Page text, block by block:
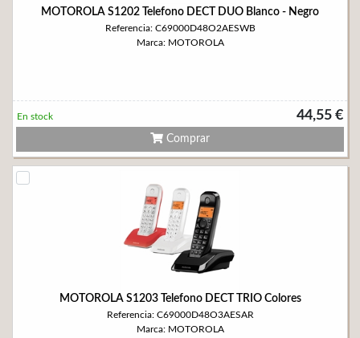
MOTOROLA S1202 Telefono DECT DUO Blanco - Negro
Referencia: C69000D48O2AESWB
Marca: MOTOROLA
44,55 €
En stock
Comprar
MOTOROLA S1203 Telefono DECT TRIO Colores
Referencia: C69000D48O3AESAR
Marca: MOTOROLA